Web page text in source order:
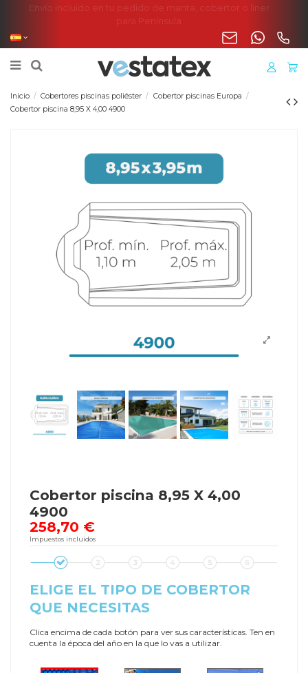
Envío incluido en tu pedido de manta, cobertor o liner
para Península
Inicio Cobertores piscinas poliéster
Cobertor piscinas Europa
Cobertor piscina 8,95 X 4,00 4900
Cobertor piscina 8,95 X 4,00
4900
258,70 €
Impuestos incluidos
ELIGE EL TIPO DE COBERTOR
QUE NECESITAS
Clica encima de cada botón para ver sus características. Ten en
cuenta la época del año en la que lo vas a utilizar.